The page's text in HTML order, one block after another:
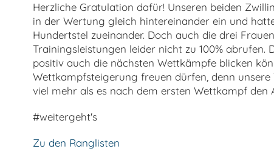
Herzliche Gratulation dafür! Unseren beiden
in der Wertung gleich hintereinander ein und
Hundertstel zueinander. Doch auch die drei
Trainingsleistungen leider nicht zu 100% abrufen.
positiv auch die nächsten Wettkämpfe blicken
Wettkampfsteigerung freuen dürfen, denn
viel mehr als es nach dem ersten Wettkampf den
#weitergeht's
Zu den Ranglisten